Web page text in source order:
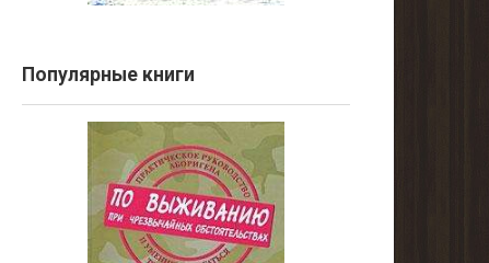
Популярные книги